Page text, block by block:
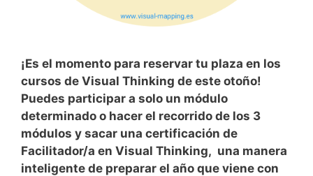
¡Es el momento para reservar tu plaza en los
cursos de Visual Thinking de este otoño!
Puedes participar a solo un módulo
determinado o hacer el recorrido de los 3
módulos y sacar una certificación de
Facilitador/a en Visual Thinking, una manera
inteligente de preparar el año que viene con